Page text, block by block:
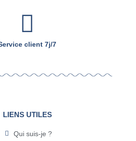
client 7j/7
LIENS UTILES
Qui suis-je ?